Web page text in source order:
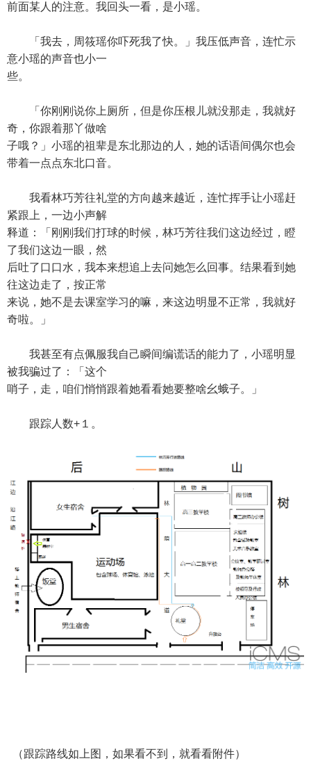
前面某人的注意。我回头一看，是小瑶。
「我去，周筱瑶你吓死我了快。」我压低声音，连忙示
意小瑶的声音也小一
些。
「你刚刚说你上厕所，但是你压根儿就没那走，我就好
奇，你跟着那丫做啥
子哦？」小瑶的祖辈是东北那边的人，她的话语间偶尔也会
带着一点点东北口音。
我看林巧芳往礼堂的方向越来越近，连忙挥手让小瑶赶
紧跟上，一边小声解
释道：「刚刚我们打球的时候，林巧芳往我们这边经过，瞪
了我们这边一眼，然
后吐了口口水，我本来想追上去问她怎么回事。结果看到她
往这边走了，按正常
来说，她不是去课室学习的嘛，来这边明显不正常，我就好
奇啦。」
我甚至有点佩服我自己瞬间编谎话的能力了，小瑶明显
被我骗过了：「这个
哨子，走，咱们悄悄跟着她看看她要整啥幺蛾子。」
跟踪人数+１。
（跟踪路线如上图，如果看不到，就看看附件）